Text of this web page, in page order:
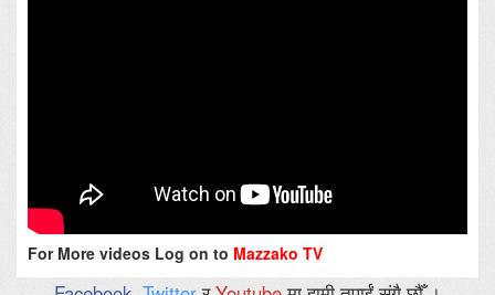
For More videos Log on to Mazzako TV